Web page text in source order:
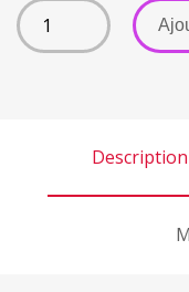
A
l
Description